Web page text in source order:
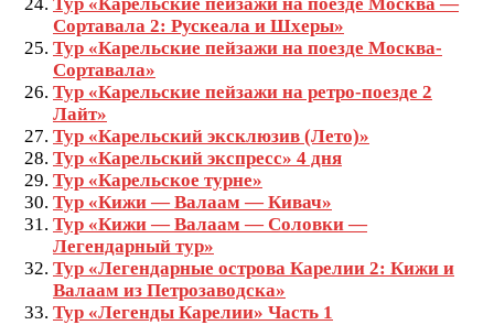
Тур «Карельские пейзажи на поезде Москва —
Сортавала 2: Рускеала и Шхеры»
Тур «Карельские пейзажи на поезде Москва-
Сортавала»
Тур «Карельские пейзажи на ретро-поезде 2
Лайт»
Тур «Карельский эксклюзив (Лето)»
Тур «Карельский экспресс» 4 дня
Тур «Карельское турне»
Тур «Кижи — Валаам — Кивач»
Тур «Кижи — Валаам — Соловки —
Легендарный тур»
Тур «Легендарные острова Карелии 2: Кижи и
Валаам из Петрозаводска»
Тур «Легенды Карелии» Часть 1